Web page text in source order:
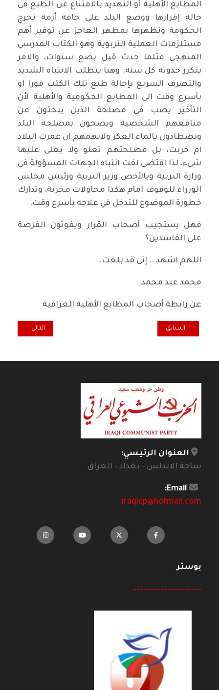
المطابع الأهلية أو التهديد بالامتناع عن الطبع في
حالة إقرارها ووضع البلد على حافة أزمة تحرج
الحكومة وتظهرها بمظهر العاجز عن توفير أهم
مستلزمات العملية التربوية وهو الكتاب المدرسي
المنهجي مثلما حدث قبل بضع سنوات، والامر
يتكرر حدوثه كل سنة. وهنا يتطلب الانتباه الشديد
والتصرف السريع بإحالة طبع تلك الكتب فورا او
بأسرع وقت الى المطابع الحكومية والأهلية لأن
التأخير يصب في مصلحة الذين يبحثون عن
منافعهم الشخصية ويضحون بمصلحة البلد
ويصطادون بالماء العكر ولايهمهم ان عمرت البلاد
ام خربت، بل مصلحتهم تعلو ولا يعلى عليها
شيء، لذا اقتضى لفت انتباه الجهات المسؤولة في
وزارة التربية وبالأخص وزير التربية ورئيس مجلس
الوزراء للوقوف امام هكذا محاولات مخربة، وتدارك
خطورة الموضوع للتدخل في علاجه بأسرع وقت.
فهل يستجيب أصحاب القرار ويفوتون الفرصة
على الفاسدين؟
اللهم اشهد .. إني قد بلغت.
محمد عبد محمد
عن رابطة أصحاب المطابع الأهلية العراقية
المقال السابق: كل خميس ... إحذروا تفاقم ظاهرة البطالة
السابق المقال التالي:
التالي
العنوان الرئيسي:
ساحة الاندلس - بغداد - العراق
Email:
iraqicp@hotmail.com
بوستر
--------------------